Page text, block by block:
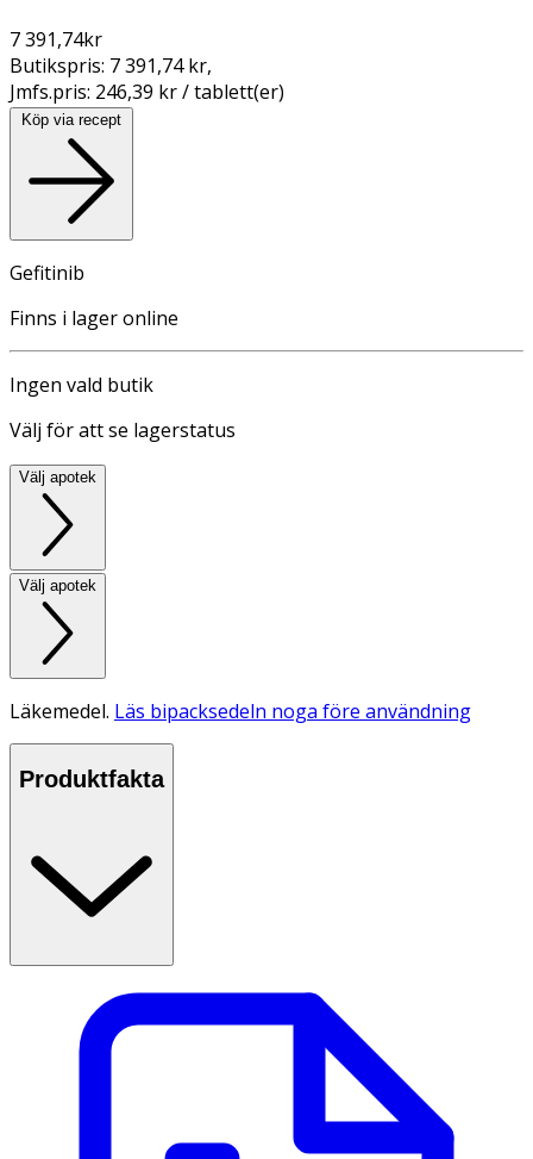
7 391,74kr
Butikspris: 7 391,74 kr,
Jmfs.pris: 246,39 kr / tablett(er)
Köp via recept
Gefitinib
Finns i lager online
Ingen vald butik
Välj för att se lagerstatus
Välj apotek
Välj apotek
Läkemedel. Läs bipacksedeln noga före användning
Produktfakta